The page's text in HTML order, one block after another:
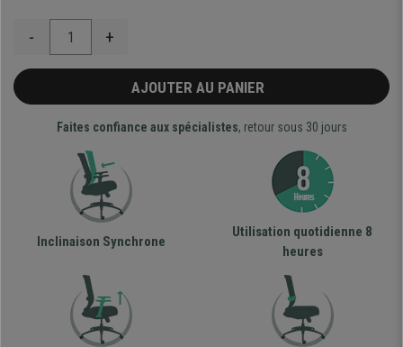
- +
AJOUTER AU PANIER
Faites confiance aux spécialistes, retour sous 30 jours
Inclinaison Synchrone
Utilisation quotidienne 8
heures